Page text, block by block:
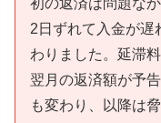
2日ずれて入金が遅
わりました。延滞
翌月の返済額が予
も変わり、以降は